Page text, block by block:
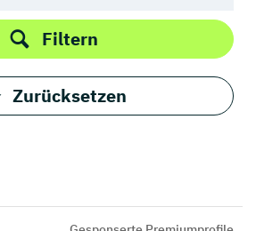
Filtern
Zurücksetzen